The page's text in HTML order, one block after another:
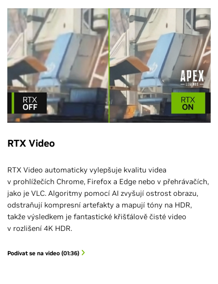
RTX Video
RTX Video automaticky vylepšuje kvalitu videa
v prohlížečích Chrome, Firefox a Edge nebo v přehrávačích,
jako je VLC. Algoritmy pomocí AI zvyšují ostrost obrazu,
odstraňují kompresní artefakty a mapují tóny na HDR,
takže výsledkem je fantastické křišťálově čisté video
v rozlišení 4K HDR.
Podívat se na video (01:36)